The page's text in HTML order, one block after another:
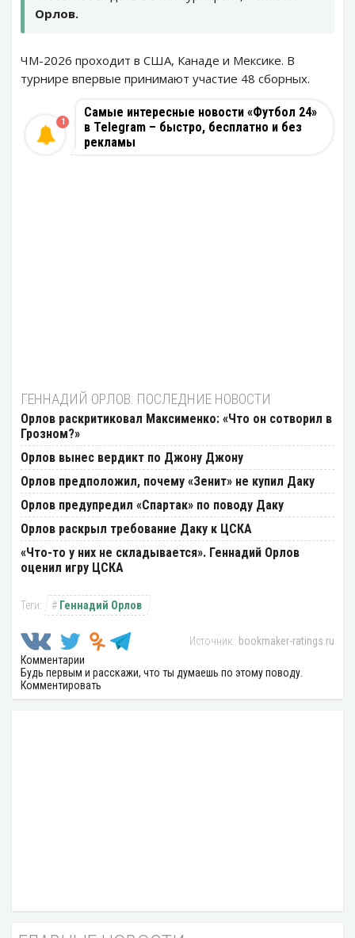
Орлов.
ЧМ-2026 проходит в США, Канаде и Мексике. В
турнире впервые принимают участие 48 сборных.
Самые интересные новости «Футбол 24»
в Telegram – быстро, бесплатно и без
рекламы
1
ГЕННАДИЙ ОРЛОВ: ПОСЛЕДНИЕ НОВОСТИ
Орлов раскритиковал Максименко: «Что он сотворил в
Грозном?»
Орлов вынес вердикт по Джону Джону
Орлов предположил, почему «Зенит» не купил Даку
Орлов предупредил «Спартак» по поводу Даку
Орлов раскрыл требование Даку к ЦСКА
«Что-то у них не складывается». Геннадий Орлов
оценил игру ЦСКА
Геннадий Орлов
bookmaker-ratings.ru
Комментарии
Будь первым и расскажи, что ты думаешь по этому поводу.
Комментировать